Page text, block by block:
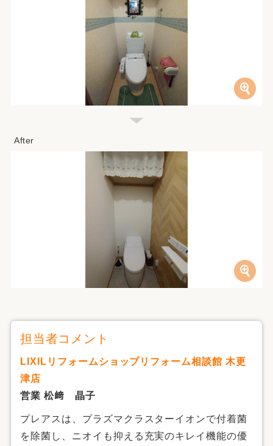
担当者コメント
LIXILリフォームショップリフォーム相談館 木更
津店
営業 松﨑 晶子
プレアスは、プラズマクラスターイオンで付着菌
を除菌し、ニオイも抑える充実のキレイ機能の優